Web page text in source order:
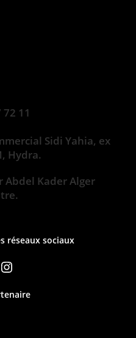
72 11
Sidi Yahia, ex
Hydra.
Abdel Kader Alger
réseaux sociaux